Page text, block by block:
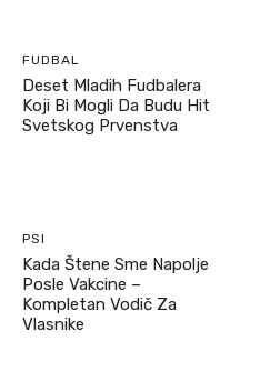
FUDBAL
Deset Mladih Fudbalera
Koji Bi Mogli Da Budu Hit
Svetskog Prvenstva
PSI
Kada Štene Sme Napolje
Posle Vakcine –
Kompletan Vodič Za
Vlasnike